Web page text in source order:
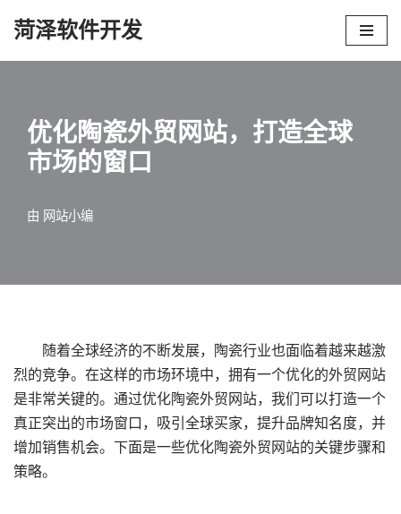
菏泽软件开发
优化陶瓷外贸网站，打造全球
市场的窗口
由 网站小编
随着全球经济的不断发展，陶瓷行业也面临着越来越激
烈的竞争。在这样的市场环境中，拥有一个优化的外贸网站
是非常关键的。通过优化陶瓷外贸网站，我们可以打造一个
真正突出的市场窗口，吸引全球买家，提升品牌知名度，并
增加销售机会。下面是一些优化陶瓷外贸网站的关键步骤和
策略。